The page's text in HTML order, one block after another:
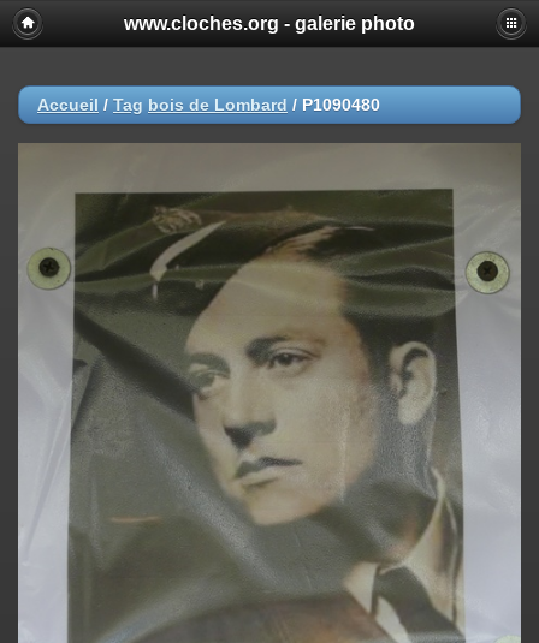
www.cloches.org - galerie photo
Accueil / Tag bois de Lombard / P1090480